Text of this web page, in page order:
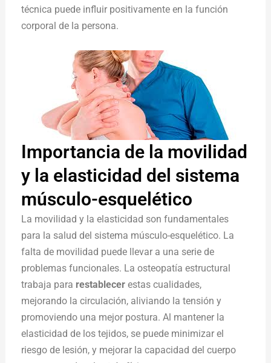
técnica puede influir positivamente en la función
corporal de la persona.
Importancia de la movilidad
y la elasticidad del sistema
músculo-esquelético
La movilidad y la elasticidad son fundamentales
para la salud del sistema músculo-esquelético. La
falta de movilidad puede llevar a una serie de
problemas funcionales. La osteopatía estructural
trabaja para restablecer estas cualidades,
mejorando la circulación, aliviando la tensión y
promoviendo una mejor postura. Al mantener la
elasticidad de los tejidos, se puede minimizar el
riesgo de lesión, y mejorar la capacidad del cuerpo